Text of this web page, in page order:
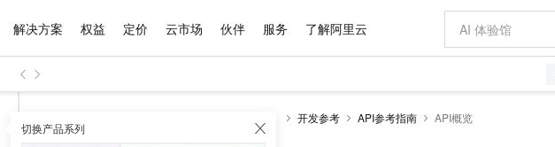
解决方案 权益 定价 云市场 伙伴 服务 了解阿里云
切换产品系列
开发参考 API参考指南 API概览
精选产品
大模型服务平台百炼 域名与网站
精选解决方案
千问办公，解锁你的工作新方式 睿译宝，AI翻译排版一步到位
普惠上云
普惠上云 官方力荐
AI 特惠
智启 AI 普惠权益
AI 场景体验
产品定价
了解云产品的定价详情
价格计算器
自助选配和估算价格
配置报价器
精选商城
网站建设
数据与 API
数据集
基础软件
成为销售伙伴
分销伙伴
成为产品伙伴
产品生态集成认证中心
产品伙伴合
售前咨询
在线服务
企业增值服务
企业支持计划
阿里云认证
为什么选择阿里云
什么是云计算
最佳实践
云上春晚
市场活动